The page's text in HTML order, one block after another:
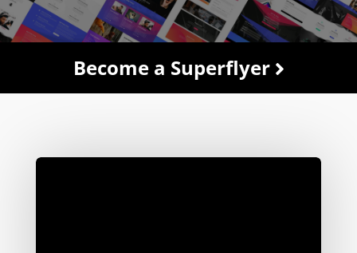
Become a Superflyer